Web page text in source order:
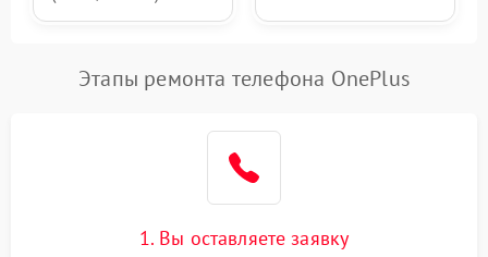
Этапы ремонта телефона OnePlus
1. Вы оставляете заявку